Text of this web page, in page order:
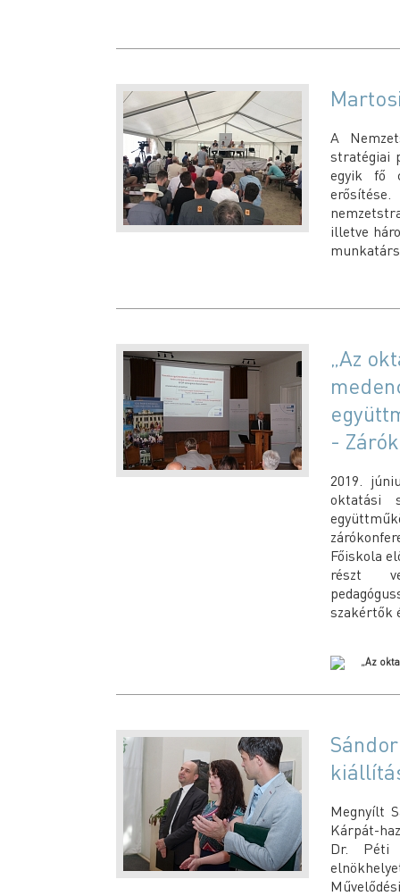
A
stratégiai
egyik fő
illetve
„Az
-
2019.
oktatási
Főiskola
részt
szakértők
Megnyílt
Kárpát-
Dr. Péti